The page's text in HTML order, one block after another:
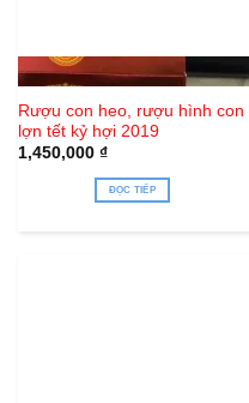
Hết hàng
Rượu con heo, rượu hình con
lợn tết kỷ hợi 2019
1,450,000 ₫
ĐỌC TIẾP